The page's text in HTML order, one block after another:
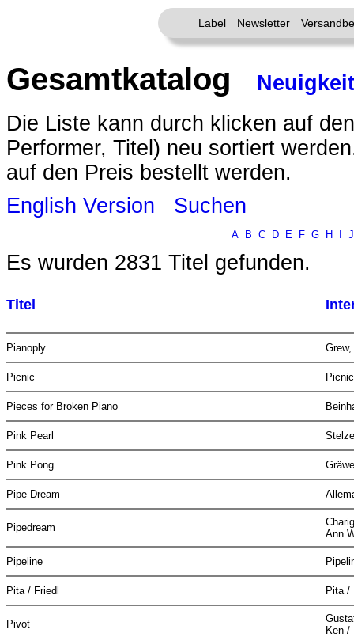
Label Newsletter
Gesamtkatalog
Die Liste kann durch klicken auf
Performer, Titel) neu sortiert
auf den Preis bestellt werden.
English Version
Suchen
A B C D E F G H J
Es wurden 2831 Titel gefunden.
Titel
Pianoply
Picnic
Pieces for Broken Piano
Pink Pearl
Pink Pong
Pipe Dream
Pipedream
Ann
Pipeline
Pita / Friedl Pita /
Pivot
Ken /